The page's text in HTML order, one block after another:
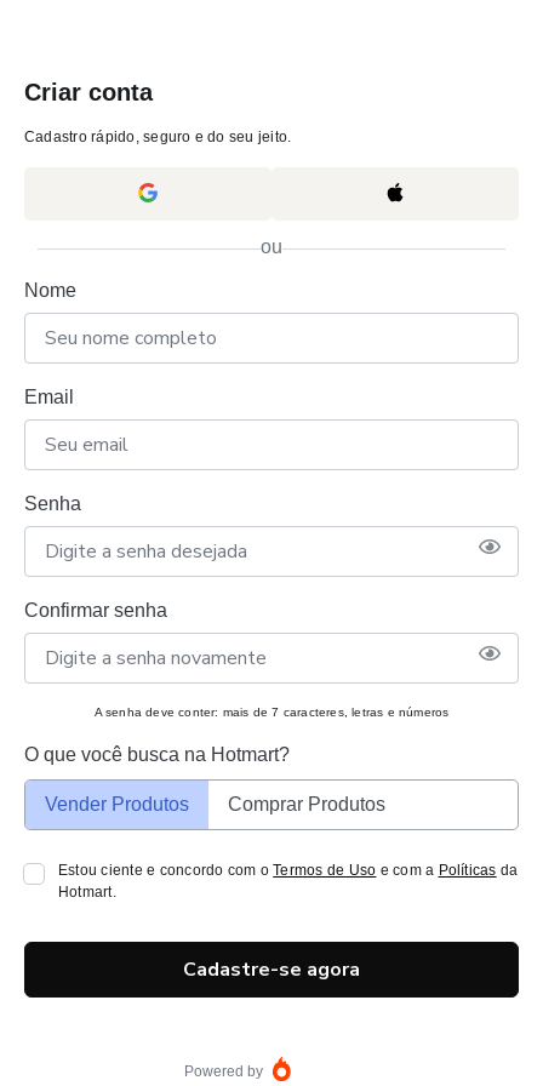
Criar conta
Cadastro rápido, seguro e do seu jeito.
ou
Nome
Email
Senha
Confirmar senha
A senha deve conter: mais de 7 caracteres, letras e números
O que você busca na Hotmart?
Vender Produtos Comprar Produtos
Estou ciente e concordo com oTermos de Uso e com a Políticas da
Hotmart.
Cadastre-se agora
Powered by